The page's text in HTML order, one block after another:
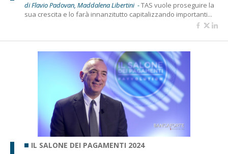
di Flavio Padovan, Maddalena Libertini -TAS vuole proseguire la
sua crescita e lo farà innanzitutto capitalizzando importanti...
IL SALONE DEI PAGAMENTI 2024